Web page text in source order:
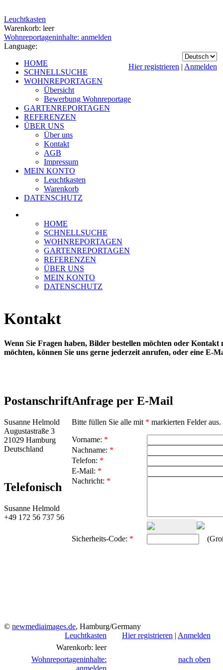
Leuchtkasten
Warenkorb: leer
Wohnreportageninhalte: anmelden
Language:
Hier registrieren | Anmelden
HOME
SCHNELLSUCHE
WOHNREPORTAGEN
Übersicht
Bewerbung Wohnreportage
GARTENREPORTAGEN
REFERENZEN
ÜBER UNS
Über uns
Kontakt
AGB
Impressum
MEIN KONTO
Leuchtkasten
Warenkorb
DATENSCHUTZ
HOME
SCHNELLSUCHE
WOHNREPORTAGEN
GARTENREPORTAGEN
REFERENZEN
ÜBER UNS
MEIN KONTO
DATENSCHUTZ
Kontakt
Wenn Sie Fragen haben, Bilder bestellen möchten oder Kontakt
möchten, können Sie uns gerne jederzeit anrufen, oder eine E-
Postanschrift
Susanne Helmold
Augustastraße 3
21029 Hamburg
Deutschland
Telefonisch
Susanne Helmold
+49 172 56 737 56
Anfrage per E-Mail
Bitte füllen Sie alle mit * markierten Felder
Vorname: *
Nachname: *
Telefon: *
E-Mail: *
Nachricht: *
Sicherheits-Code: *
© newmediaimages.de, Hamburg/Germany
Leuchtkasten
Warenkorb: leer
Wohnreportageninhalte:
anmelden
Hier registrieren | Anmelden
nach oben